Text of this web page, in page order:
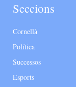
Seccions
Cornellà
Política
Successos
Esports